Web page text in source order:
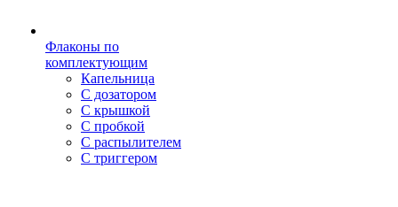
Флаконы по
комплектующим
Капельница
С дозатором
С крышкой
С пробкой
С распылителем
С триггером